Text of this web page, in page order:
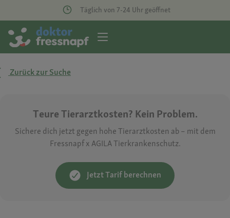
Täglich von 7-24 Uhr geöffnet
Zurück zur Suche
Teure Tierarztkosten? Kein Problem.
Sichere dich jetzt gegen hohe Tierarztkosten ab – mit dem
Fressnapf x AGILA Tierkrankenschutz.
Jetzt Tarif berechnen